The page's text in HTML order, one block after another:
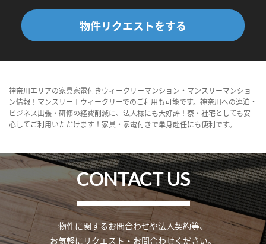
物件リクエストをする
神奈川エリアの家具家電付きウィークリーマンション・マンスリーマンショ
ン情報！マンスリー＋ウィークリーでのご利用も可能です。神奈川への連泊・
ビジネス出張・研修の経費削減に、法人様にも大好評！寮・社宅としても安
心してご利用いただけます！家具・家電付きで単身赴任にも便利です。
CONTACT US
物件に関するお問合わせや法人契約等、
お気軽にリクエスト・お問合わせください。